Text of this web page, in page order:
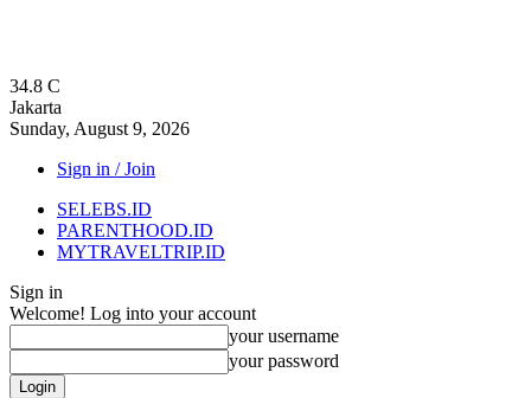
34.8 C
Jakarta
Sunday, August 9, 2026
Sign in / Join
SELEBS.ID
PARENTHOOD.ID
MYTRAVELTRIP.ID
Sign in
Welcome! Log into your account
your username
your password